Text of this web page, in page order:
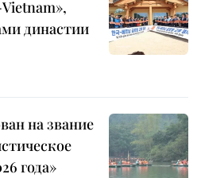
династии
на звание
года»